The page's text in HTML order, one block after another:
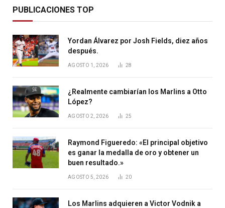
PUBLICACIONES TOP
Yordan Álvarez por Josh Fields, diez años
después.
AGOSTO 1, 2026 28
¿Realmente cambiarían los Marlins a Otto
López?
AGOSTO 2, 2026 25
Raymond Figueredo: «El principal objetivo
es ganar la medalla de oro y obtener un
buen resultado.»
AGOSTO 5, 2026 20
Los Marlins adquieren a Victor Vodnik a